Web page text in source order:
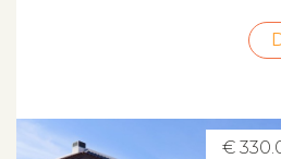
€